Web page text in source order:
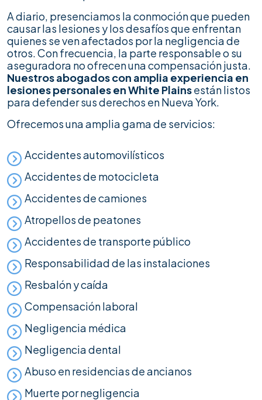
A diario, presenciamos la conmoción que pueden
causar las lesiones y los desafíos que enfrentan
quienes se ven afectados por la negligencia de
otros. Con frecuencia, la parte responsable o su
aseguradora no ofrecen una compensación justa.
Nuestros abogados con amplia experiencia en
lesiones personales en White Plainsestán listos
para defender sus derechos en Nueva York.
Ofrecemos una amplia gama de servicios:
Accidentes automovilísticos
Accidentes de motocicleta
Accidentes de camiones
Atropellos de peatones
Accidentes de transporte público
Responsabilidad de las instalaciones
Resbalón y caída
Compensación laboral
Negligencia médica
Negligencia dental
Abuso en residencias de ancianos
Muerte por negligencia